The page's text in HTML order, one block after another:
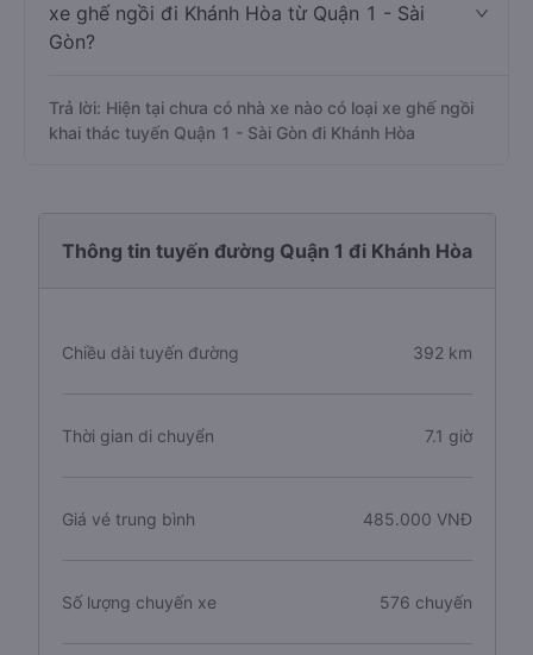
xe ghế ngồi đi Khánh Hòa từ Quận 1 - Sài
Gòn?
Trả lời: Hiện tại chưa có nhà xe nào có loại xe ghế ngồi
khai thác tuyến Quận 1 - Sài Gòn đi Khánh Hòa
Thông tin tuyến đường Quận 1 đi Khánh Hòa
Chiều dài tuyến đường 392 km
Thời gian di chuyển 7.1 giờ
Giá vé trung bình 485.000 VNĐ
Số lượng chuyến xe 576 chuyến